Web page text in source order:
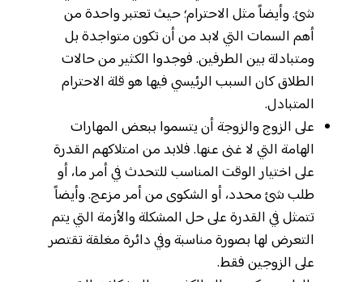
شئ. وأيضاً مثل الاحترام؛ حيث تعتبر واحدة من
أهم السمات التي لابد من أن تكون متواجدة بل
ومتبادلة بين الطرفين. فوجدوا الكثير من حالات
الطلاق كان السبب الرئيسي فيها هو قلة الاحترام
المتبادل.
على الزوج والزوجة أن يتسموا ببعض المهارات
الهامة التي لا غنى عنها. فلابد من امتلاكهم القدرة
على اختيار الوقت المناسب للتحدث في أمر ما، أو
طلب شئ محدد، أو الشكوى من أمر مزعج. وأيضاً
تتمثل في القدرة على حل المشكلة والأزمة التي يتم
التعرض لها بصورة مناسبة وفي دائرة مغلقة تقتصر
على الزوجين فقط.